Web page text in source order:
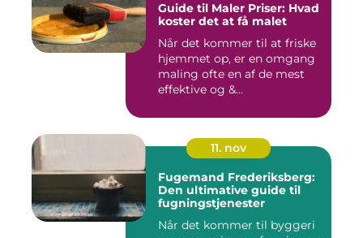
Guide til Maler Priser: Hvad
koster det at få malet
Når det kommer til at friske
hjemmet op, er en omgang
maling ofte en af de mest
effektive og &...
11. nov
Fugemand Frederiksberg:
Den ultimative guide til
fugningstjenester
Når det kommer til byggeri